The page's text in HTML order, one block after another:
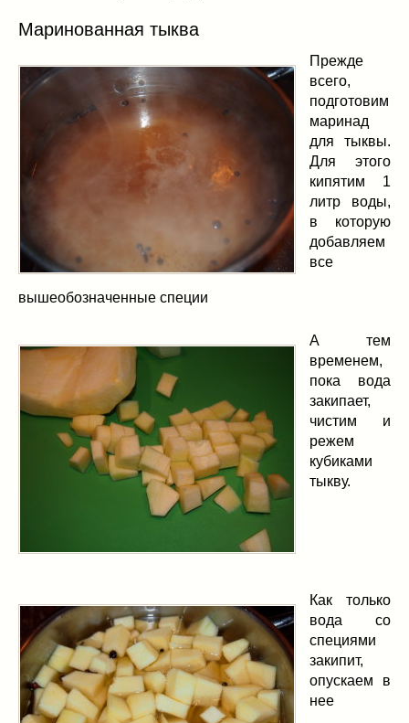
Маринованная тыква
Прежде
всего,
подготовим
маринад
для тыквы.
Для этого
кипятим 1
литр воды,
в которую
добавляем
все
вышеобозначенные специи
А тем
временем,
пока вода
закипает,
чистим и
режем
кубиками
тыкву.
Как только
вода со
специями
закипит,
опускаем в
нее